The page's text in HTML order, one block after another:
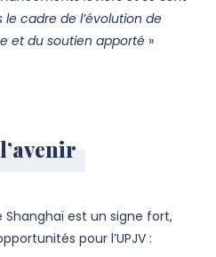
cadre de l’évolution de
et du soutien apporté »
est un signe fort,
pour l’UPJV :